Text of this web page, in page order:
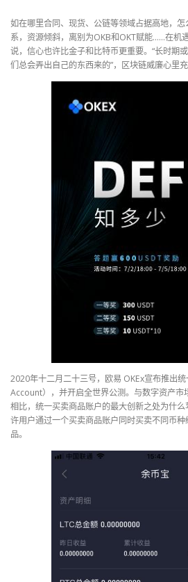
如在哪里合同、现货、公链等领域占据高地，
系，资源倾斜，离别为OKB和OKT赋能……在机
说，信心也许比金子和比特币更重要。“长时期
们总会弄出自己的东西来的”，区块链威廉心里
2020年十二月二十三号，欧易 OKEx宣布推出
Account），并开启全世界公测。与数字资产市
相比，统一买卖商品账户的最大创新之处为什
许用户通过一个买卖商品账户同时买卖不同币
品。